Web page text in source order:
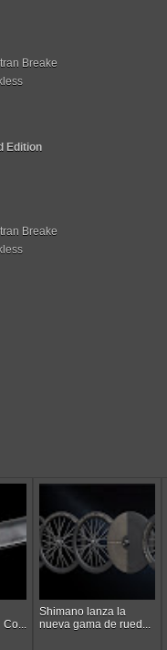
Breake
Edition
Breake
Co...
Shimano lanza la
nueva gama de rued...